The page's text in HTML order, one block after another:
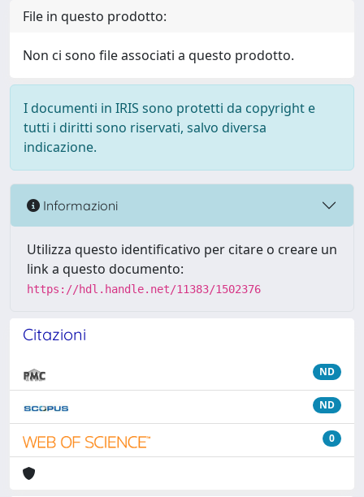
File in questo prodotto:
Non ci sono file associati a questo prodotto.
I documenti in IRIS sono protetti da copyright e
tutti i diritti sono riservati, salvo diversa
indicazione.
Informazioni
Utilizza questo identificativo per citare o creare un
link a questo documento:
https://hdl.handle.net/11383/1502376
Citazioni
ND
ND
0